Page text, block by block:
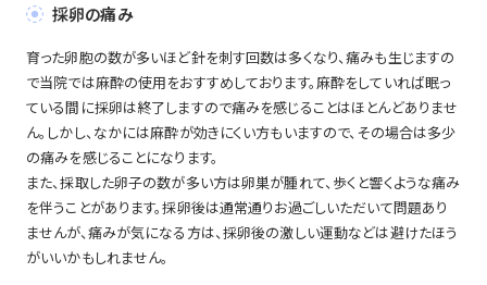
採卵の痛み
育った卵胞の数が多いほど針を刺す回数は多くなり、痛みも生じますの
で当院では麻酔の使用をおすすめしております。麻酔をしていれば眠っ
ている間に採卵は終了しますので痛みを感じることはほとんどありませ
ん。しかし、なかには麻酔が効きにくい方もいますので、その場合は多少
の痛みを感じることになります。
また、採取した卵子の数が多い方は卵巣が腫れて、歩くと響くような痛み
を伴うことがあります。採卵後は通常通りお過ごしいただいて問題あり
ませんが、痛みが気になる方は、採卵後の激しい運動などは避けたほう
がいいかもしれません。